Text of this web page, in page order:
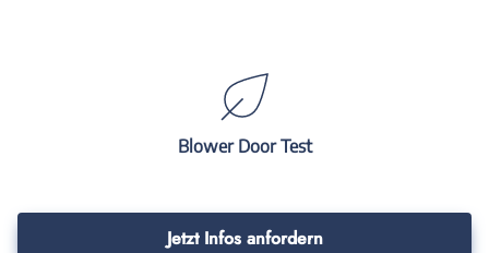
Blower Door Test
Jetzt Infos anfordern